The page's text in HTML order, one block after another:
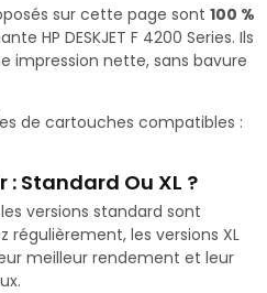
sur cette page sont 100 %
HP DESKJET F 4200 Series. Ils
impression nette, sans bavure
de cartouches compatibles :
: Standard Ou XL ?
versions standard sont
régulièrement, les versions XL
meilleur rendement et leur